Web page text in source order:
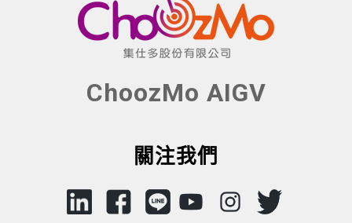
ChoozMo AIGV
關注我們